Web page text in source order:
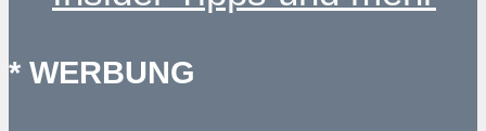
* WERBUNG